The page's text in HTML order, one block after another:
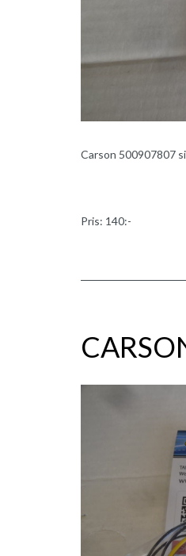
Carson 500907807
Pris: 140:-